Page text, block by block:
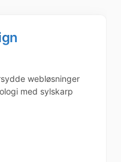
webløsninger
med sylskarp